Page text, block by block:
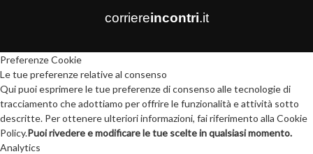
corriereincontri.it
Preferenze Cookie
Le tue preferenze relative al consenso
Qui puoi esprimere le tue preferenze di consenso alle tecnologie di
tracciamento che adottiamo per offrire le funzionalità e attività sotto
descritte. Per ottenere ulteriori informazioni, fai riferimento alla Cookie
Policy.Puoi rivedere e modificare le tue scelte in qualsiasi momento.
Analytics